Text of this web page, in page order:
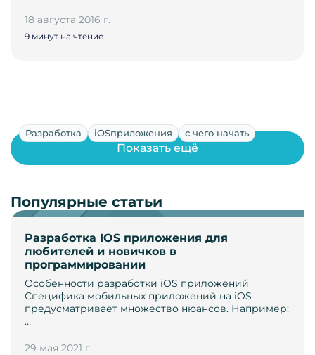
18 августа 2016 г.
9 минут на чтение
Разработка iOSприложения с чего начать
Разработка IOS приложения для
любителей и новичков в
программировании
Особенности разработки iOS приложений
Специфика мобильных приложений на iOS
предусматривает множество нюансов. Например:
…
29 мая 2021 г.
Показать ещё
Популярные статьи